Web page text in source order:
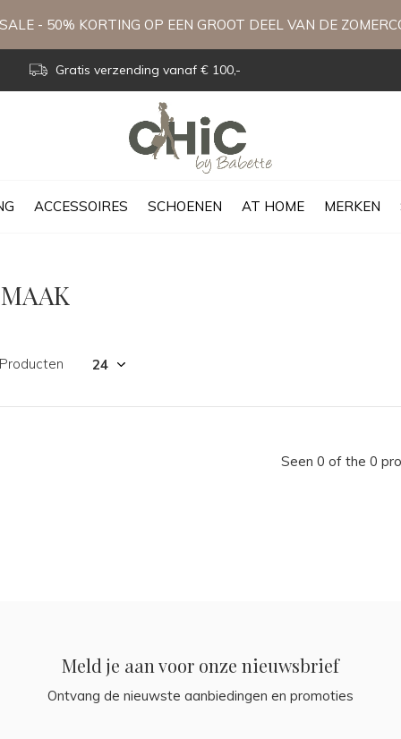
ACCESSOIRES SCHOENEN AT HOME MERKEN
Gratis verzending vanaf € 100,-
- 50% KORTING OP EEN GROOT DEEL VAN DE
Seen 0 of the 0
Meld je aan voor onze nieuwsbrief
Ontvang de nieuwste aanbiedingen en promoties